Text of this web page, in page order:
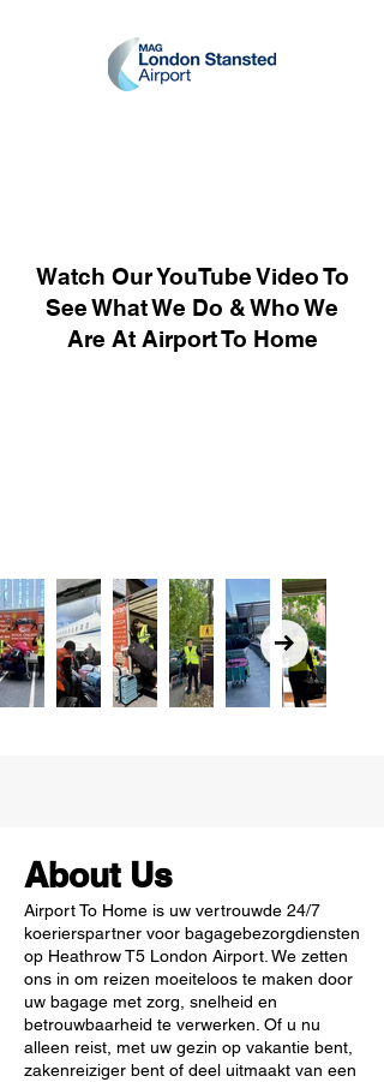
Watch Our YouTube Video To
See What We Do & Who We
Are At Airport To Home
About Us
Airport To Home is uw vertrouwde 24/7
koerierspartner voor bagagebezorgdiensten
op Heathrow T5 London Airport. We zetten
ons in om reizen moeiteloos te maken door
uw bagage met zorg, snelheid en
betrouwbaarheid te verwerken. Of u nu
alleen reist, met uw gezin op vakantie bent,
zakenreiziger bent of deel uitmaakt van een